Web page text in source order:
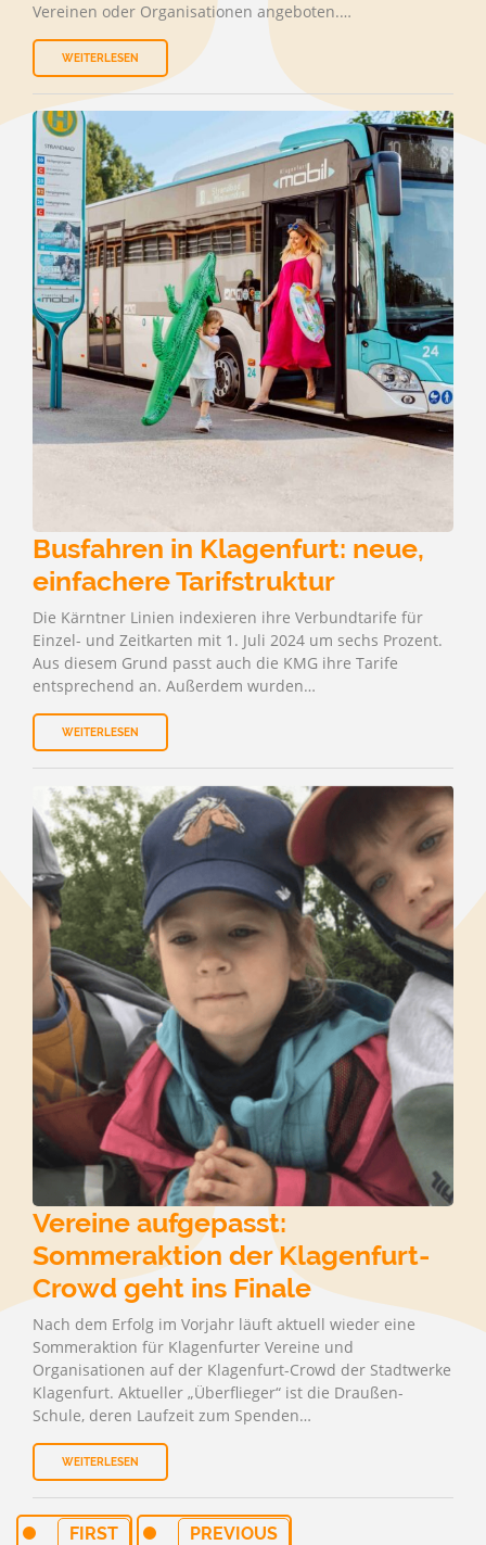
Vereinen oder Organisationen angeboten.…
WEITERLESEN
Busfahren in Klagenfurt: neue,
einfachere Tarifstruktur
Die Kärntner Linien indexieren ihre Verbundtarife für
Einzel- und Zeitkarten mit 1. Juli 2024 um sechs Prozent.
Aus diesem Grund passt auch die KMG ihre Tarife
entsprechend an. Außerdem wurden…
WEITERLESEN
Vereine aufgepasst:
Sommeraktion der Klagenfurt-
Crowd geht ins Finale
Nach dem Erfolg im Vorjahr läuft aktuell wieder eine
Sommeraktion für Klagenfurter Vereine und
Organisationen auf der Klagenfurt-Crowd der Stadtwerke
Klagenfurt. Aktueller „Überflieger“ ist die Draußen-
Schule, deren Laufzeit zum Spenden…
WEITERLESEN
FIRST PREVIOUS